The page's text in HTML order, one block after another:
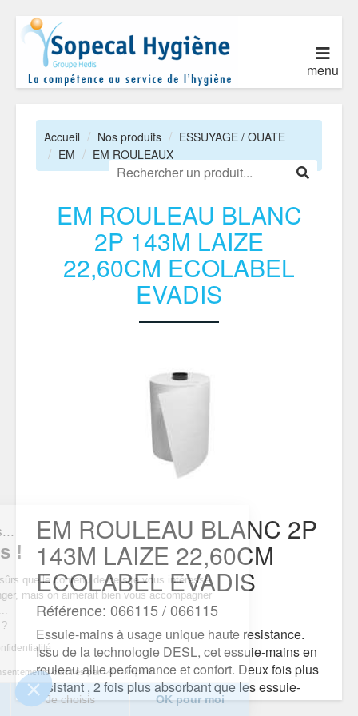
nous...
!
d’être sûrs que le contenu de ce site vous intéresse
déranger, mais on aimerait bien vous accompagner
visite...
vous ?
de confidentialité
Consentements certifiés par
Je choisis OK pour moi
menu
Accueil Nos produits
ESSUYAGE / OUATE
EM
EM ROULEAUX
EM ROULEAU BLANC
2P 143M LAIZE
22,60CM ECOLABEL
EVADIS
EM ROULEAU BLANC 2P
143M LAIZE 22,60CM
ECOLABEL EVADIS
Référence: 066115 / 066115
Essuie-mains à usage unique haute resistance.
Issu de la technologie DESL, cet essuie-mains en
rouleau allie perfomance et confort. Deux fois plus
résistant , 2 fois plus absorbant que les essuie-
mains standards. Laize 23,3cm